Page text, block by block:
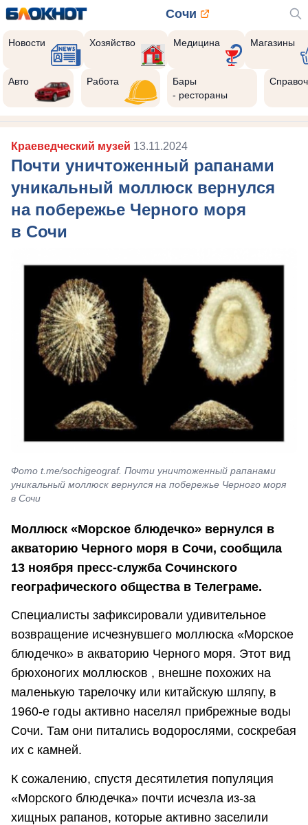
Сочи
Новости Хозяйство Медицина Магазины
Авто Работа
Бары
- рестораны
Краеведческий музей 13.11.2024
Почти уничтоженный рапанами
уникальный моллюск вернулся
на побережье Черного моря
в Сочи
Фото t.me/sochigeograf. Почти уничтоженный рапанами
уникальный моллюск вернулся на побережье Черного моря
в Сочи
Моллюск «Морское блюдечко» вернулся в
акваторию Черного моря в Сочи, сообщила
13 ноября пресс-служба Сочинского
географического общества в Телеграме.
Специалисты зафиксировали удивительное
возвращение исчезнувшего моллюска «Морское
блюдечко» в акваторию Черного моря. Этот вид
брюхоногих моллюсков , внешне похожих на
маленькую тарелочку или китайскую шляпу, в
1960-е годы активно населял прибрежные воды
Сочи. Там они питались водорослями, соскребая
их с камней.
К сожалению, спустя десятилетия популяция
«Морского блюдечка» почти исчезла из-за
хищных рапанов, которые активно заселили